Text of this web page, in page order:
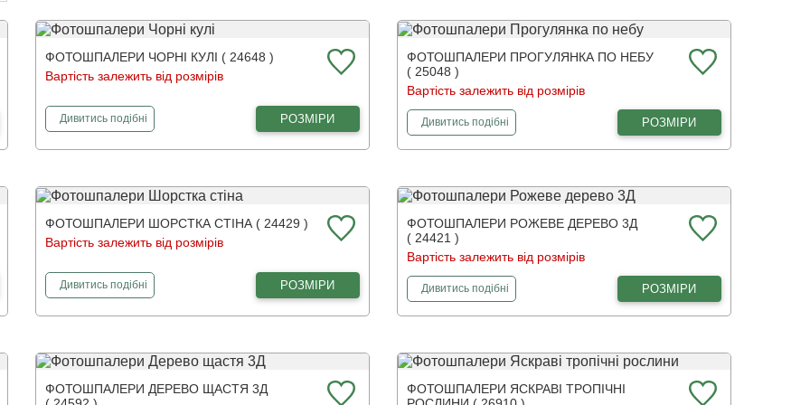
ФОТОШПАЛЕРИ ЧОРНІ КУЛІ ( 24648 )
Вартість залежить від розмірів
Дивитисьфотошпалери
подібніЧорні кулі РОЗМІРИ
ФОТОШПАЛЕРИ ПРОГУЛЯНКА ПО НЕБУ
( 25048 )
Вартість залежить від розмірів
Дивитисьфотошпалери
подібніПрогулянка по небу РОЗМІРИ
ФОТОШПАЛЕРИ ШОРСТКА СТІНА ( 24429 )
Вартість залежить від розмірів
Дивитисьфотошпалери
подібніШорстка стіна РОЗМІРИ
ФОТОШПАЛЕРИ РОЖЕВЕ ДЕРЕВО 3Д
( 24421 )
Вартість залежить від розмірів
Дивитисьфотошпалери
подібніРожеве дерево 3Д РОЗМІРИ
ФОТОШПАЛЕРИ ДЕРЕВО ЩАСТЯ 3Д
ФОТОШПАЛЕРИ ЯСКРАВІ ТРОПІЧНІ